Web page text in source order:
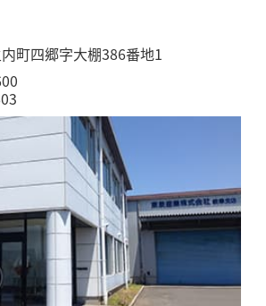
町四郷字大棚386番地1